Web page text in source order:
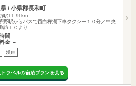
/ 小県郡長和町
駅11.91km
野駅からバスで西白樺湖下車タクシー１０分／中央
訪ＩＣより…
間
金 ～
漫画
トラベルの宿泊プランを見る